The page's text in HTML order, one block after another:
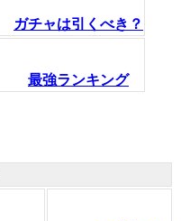
ガチャは引くべき？
最強ランキング